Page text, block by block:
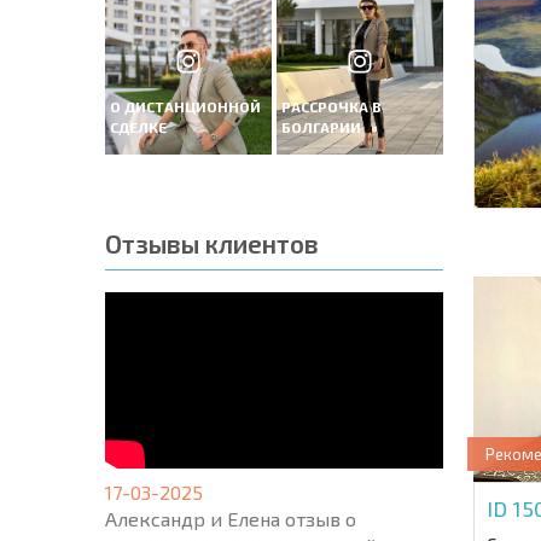
О ДИСТАНЦИОННОЙ
СДЕЛКЕ
РАССРОЧКА В
БОЛГАРИИ
Отзывы клиентов
17-03-2025
Александр и Елена отзыв о
ID